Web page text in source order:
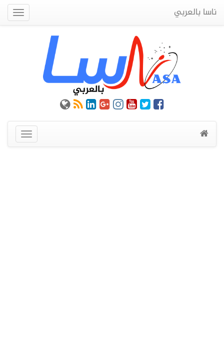
ناسا بالعربي
عرض
القائمة